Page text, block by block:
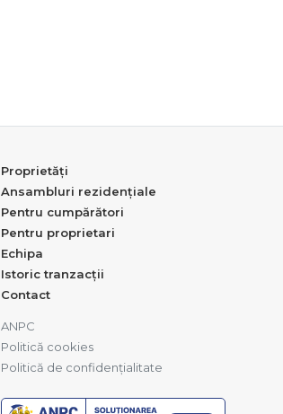
Proprietăți
Ansambluri rezidențiale
Pentru cumpărători
Pentru proprietari
Echipa
Istoric tranzacții
Contact
ANPC
Politică cookies
Politică de confidențialitate